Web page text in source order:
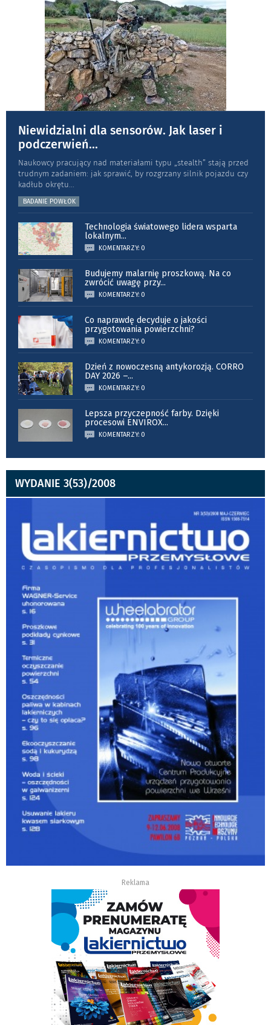
Niewidzialni dla sensorów. Jak laser i
podczerwień...
Naukowcy pracujący nad materiałami typu „stea­lth” stają przed
trudnym zadaniem: jak sprawić, by rozgrzany silnik pojazdu czy
kadłub okrętu
BADANIE POWŁOK
Technologia światowego lidera wsparta
lokalnym...
KOMENTARZY: 0
Budujemy malarnię proszkową. Na co
zwrócić uwagę przy...
KOMENTARZY: 0
Co naprawdę decyduje o jakości
przygotowania powierzchni?
KOMENTARZY: 0
Dzień z nowoczesną antykorozją. CORRO
DAY 2026 –...
KOMENTARZY: 0
Lepsza przyczepność farby. Dzięki
procesowi ENVIROX...
KOMENTARZY: 0
WYDANIE 3(53)/2008
Reklama